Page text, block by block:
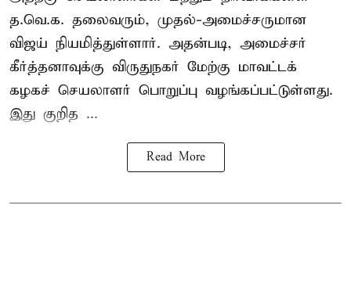
த.வெ.க. தலைவரும், முதல்-அமைச்சருமான
விஜய் நியமித்துள்ளார். அதன்படி, அமைச்சர்
கீர்த்தனாவுக்கு விருதுநகர் மேற்கு மாவட்டக்
கழகச் செயலாளர் பொறுப்பு வழங்கப்பட்டுள்ளது.
இது குறித ...
Read More